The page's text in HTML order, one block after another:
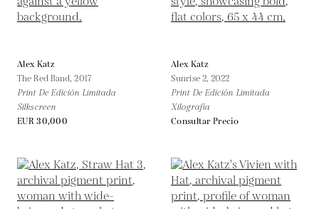
Alex Katz
The Red Band,2017
Print De Edición Limitada
Silkscreen
EUR 30,000
Alex Katz
Sunrise 2,2022
Print De Edición Limitada
Xilografía
Consultar Precio